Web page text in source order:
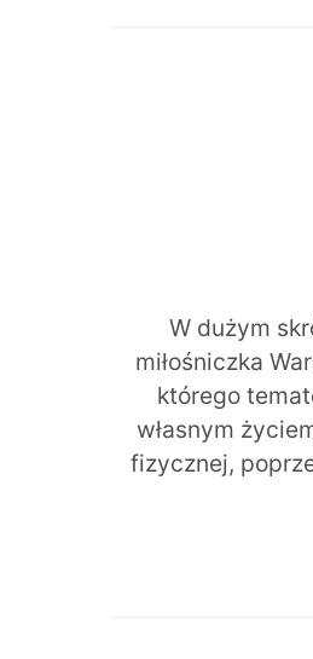
W dużym
miłośniczka
którego
własnym
fizycznej,